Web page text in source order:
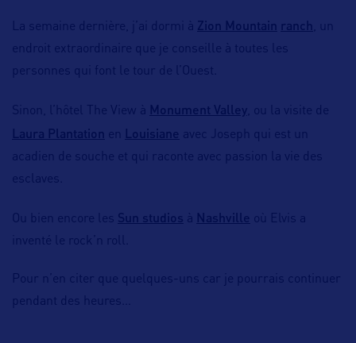
La semaine dernière, j’ai dormi à Zion Mountain ranch
, un
endroit extraordinaire que je conseille à toutes les
personnes qui font le tour de l’Ouest.
Sinon, l’hôtel The View à Monument Valley , ou la visite de
Laura Plantation en Louisiane avec Joseph qui est un
acadien de souche et qui raconte avec passion la vie des
esclaves.
Ou bien encore les Sun studios à Nashville
où Elvis a
inventé le rock’n roll.
Pour n’en citer que quelques-uns car je pourrais continuer
pendant des heures…